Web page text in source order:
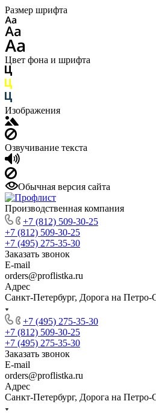
Размер шрифта
Цвет фона и шрифта
Изображения
Озвучивание текста
Обычная версия сайта
Производственная компания
+7 (812) 509-30-25
+7 (812) 509-30-25
+7 (495) 275-35-30
Заказать звонок
E-mail
orders@proflistka.ru
Адрес
Санкт-Петербург, Дорога на Петро-
+7 (495) 275-35-30
+7 (812) 509-30-25
+7 (495) 275-35-30
Заказать звонок
E-mail
orders@proflistka.ru
Адрес
Санкт-Петербург, Дорога на Петро-